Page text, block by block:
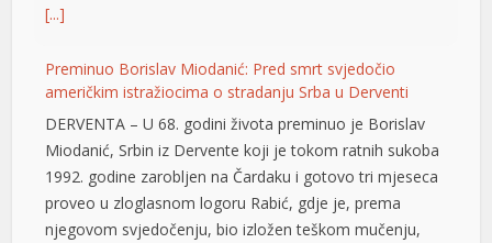
[...]
Preminuo Borislav Miodanić: Pred smrt svjedočio
američkim istražiocima o stradanju Srba u Derventi
DERVENTA – U 68. godini života preminuo je Borislav
Miodanić, Srbin iz Dervente koji je tokom ratnih sukoba
1992. godine zarobljen na Čardaku i gotovo tri mjeseca
proveo u zloglasnom logoru Rabić, gdje je, prema
njegovom svjedočenju, bio izložen teškom mučenju,